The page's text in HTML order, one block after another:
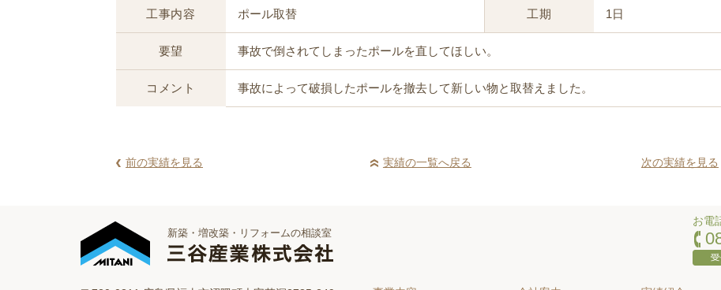
工事内容 ポール取替 工期 1日
要望 事故で倒されてしまったポールを直してほしい。
コメント 事故によって破損したポールを撤去して新しい物と取替えました。
前の実績を見る 実績の一覧へ戻る 次の実績を見る
新築・増改築・リフォームの相談室
お電